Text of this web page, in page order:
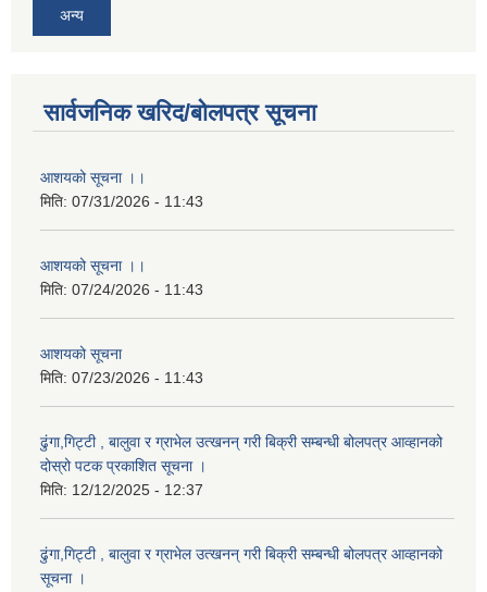
अन्य
सार्वजनिक खरिद/बोलपत्र सूचना
आशयको सूचना ।।
मिति: 07/31/2026 - 11:43
आशयको सूचना ।।
मिति: 07/24/2026 - 11:43
आशयको सूचना
मिति: 07/23/2026 - 11:43
ढुंगा,गिट्टी , बालुवा र ग्राभेल उत्खनन् गरी बिक्री सम्बन्धी बोलपत्र आव्हानको
दोस्रो पटक प्रकाशित सूचना ।
मिति: 12/12/2025 - 12:37
ढुंगा,गिट्टी , बालुवा र ग्राभेल उत्खनन् गरी बिक्री सम्बन्धी बोलपत्र आव्हानको
सूचना ।